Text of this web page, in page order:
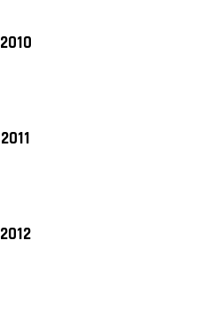
2010
2011
2012